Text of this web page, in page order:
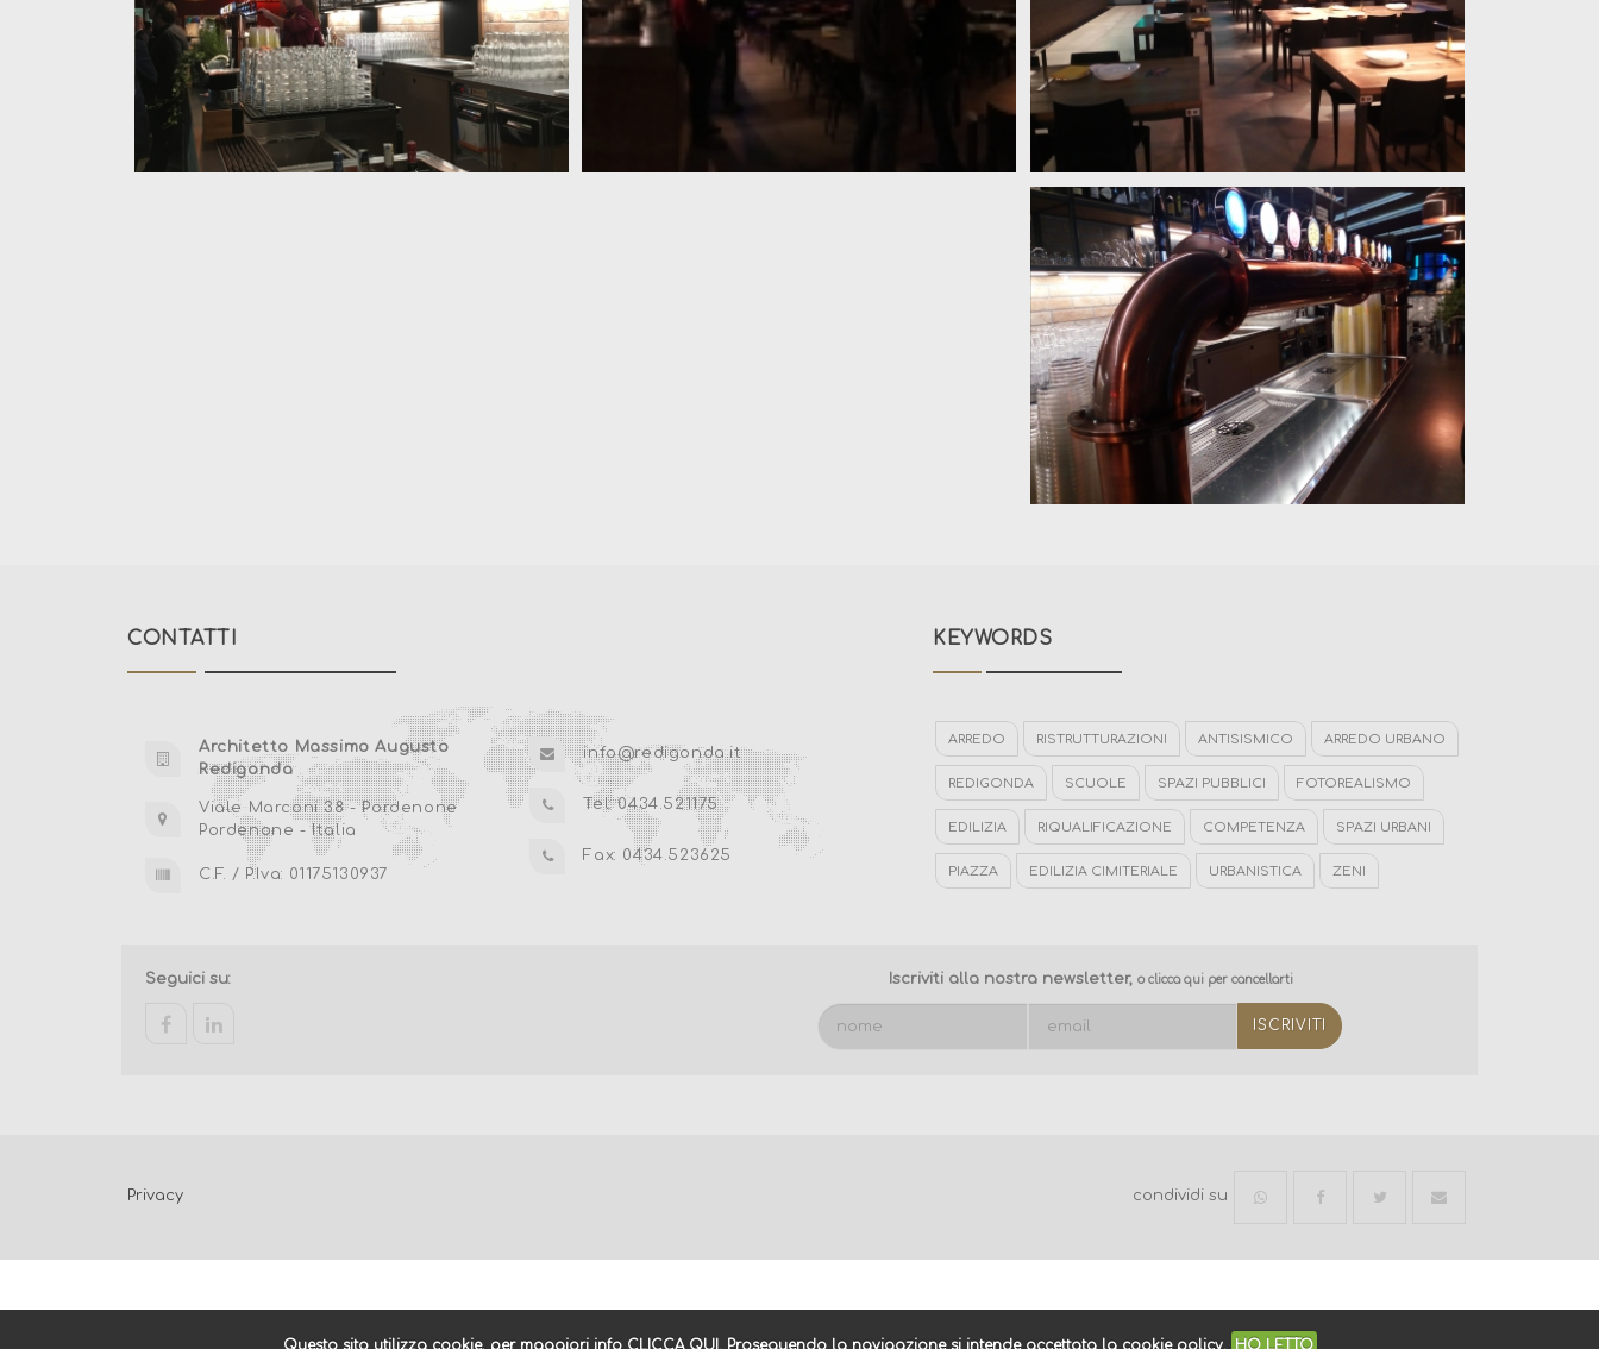
Questo sito utilizza cookie, per maggiori info CLICCA QUI . Proseguendo la navigazione si intende accettata la cookie policy. HO LETTO
CONTATTI
Architetto Massimo Augusto
Redigonda
Viale Marconi 38 - Pordenone
Pordenone - Italia
C.F. / P.Iva: 01175130937
info@redigonda.it
Tel: 0434.521175
Fax: 0434.523625
KEYWORDS
ARREDO RISTRUTTURAZIONI ANTISISMICO ARREDO URBANO
REDIGONDA SCUOLE SPAZI PUBBLICI FOTOREALISMO
EDILIZIA RIQUALIFICAZIONE COMPETENZA SPAZI URBANI
PIAZZA EDILIZIA CIMITERIALE URBANISTICA ZENI
Seguici su: Iscriviti alla nostra newsletter, o clicca qui per cancellarti
Privacy condividi su